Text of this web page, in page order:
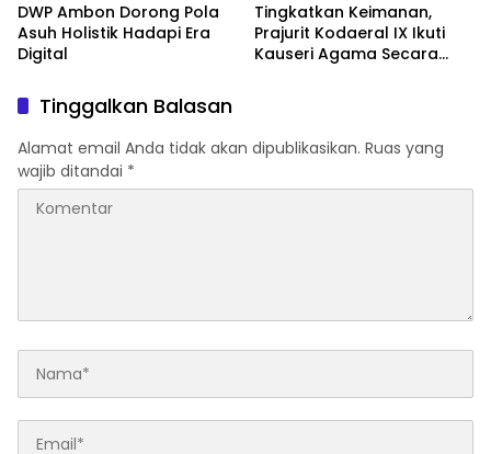
DWP Ambon Dorong Pola
Asuh Holistik Hadapi Era
Digital
Tingkatkan Keimanan,
Prajurit Kodaeral IX Ikuti
Kauseri Agama Secara
Tinggalkan Balasan
Alamat email Anda tidak akan dipublikasikan. Ruas yang
wajib ditandai *